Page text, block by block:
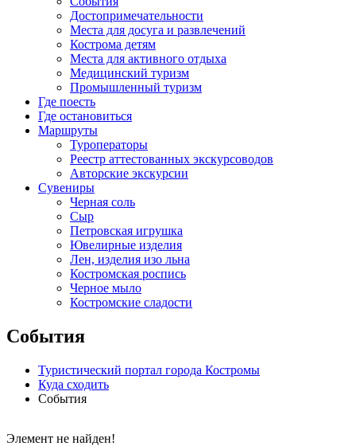
Достопримечательности
Места для досуга и развлечений
Кострома детям
Места для активного отдыха
Медицинский туризм
Промышленный туризм
Где поесть
Где остановиться
Маршруты
Туроператоры
Реестр аттестованных экскурсоводов
Авторские экскурсии
Сувениры
Черная соль
Сыр
Петровская игрушка
Ювелирные изделия
Лен, изделия изо льна
Костромская роспись
Черное мыло
Костромские сладости
События
Туристический портал города Костромы
Куда сходить
События
Элемент не найден!